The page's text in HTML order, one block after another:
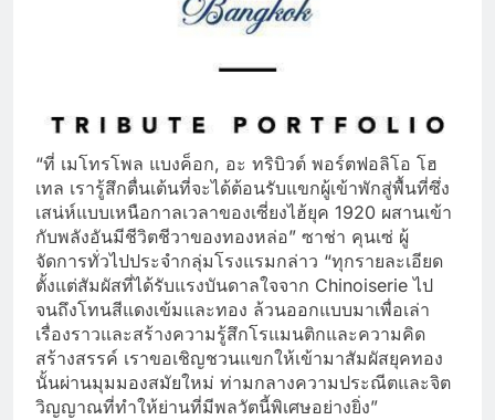
“ที่ เมโทรโพล แบงค็อก, อะ ทริบิวต์ พอร์ตฟอลิโอ โฮ
เทล เรารู้สึกตื่นเต้นที่จะได้ต้อนรับแขกผู้เข้าพักสู่พื้นที่ซึ่ง
เสน่ห์แบบเหนือกาลเวลาของเซี่ยงไฮ้ยุค 1920 ผสานเข้า
กับพลังอันมีชีวิตชีวาของทองหล่อ” ซาช่า คุนเซ่ ผู้
จัดการทั่วไปประจำกลุ่มโรงแรมกล่าว “ทุกรายละเอียด
ตั้งแต่สัมผัสที่ได้รับแรงบันดาลใจจาก Chinoiserie ไป
จนถึงโทนสีแดงเข้มและทอง ล้วนออกแบบมาเพื่อเล่า
เรื่องราวและสร้างความรู้สึกโรแมนติกและความคิด
สร้างสรรค์ เราขอเชิญชวนแขกให้เข้ามาสัมผัสยุคทอง
นั้นผ่านมุมมองสมัยใหม่ ท่ามกลางความประณีตและจิต
วิญญาณที่ทำให้ย่านที่มีพลวัตนี้พิเศษอย่างยิ่ง”